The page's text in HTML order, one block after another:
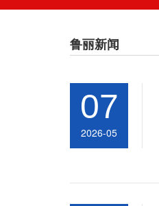
鲁丽新闻
07
2026-05